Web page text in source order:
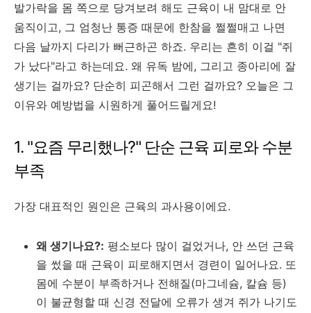
발가락을 몸 쪽으로 당겨보려 해도 근육이 내 맘대로 안
움직이고, 그 엄청난 통증 때문에 한참을 쩔쩔매고 나면
다음 날까지 다리가 뻐근하곤 하죠. 우리는 흔히 이걸 "쥐
가 났다"라고 하는데요. 왜 유독 밤에, 그리고 종아리에 잘
생기는 걸까요? 단순히 피곤해서 그런 걸까요? 오늘은 그
이유와 예방법을 시원하게 풀어드릴게요!
1. "요즘 무리했나?" 단순 근육 피로와 수분
부족
가장 대표적인 원인은 근육의 과사용이에요.
왜 생기나요?: 평소보다 많이 걸었거나, 안 쓰던 근육
을 썼을 때 근육이 피로해지면서 경련이 일어나요. 또
몸에 수분이 부족하거나 전해질(마그네슘, 칼슘 등)
이 불균형할 때 신경 전달에 오류가 생겨 쥐가 나기도